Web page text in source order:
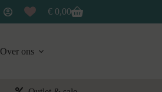
Winkelwagen
€0,00
Over ons